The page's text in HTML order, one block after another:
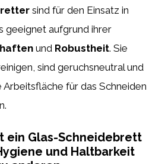
sind für den Einsatz in
geeignet aufgrund ihrer
und Robustheit. Sie
sind geruchsneutral und
für das Schneiden
ein Glas-Schneidebrett
und Haltbarkeit